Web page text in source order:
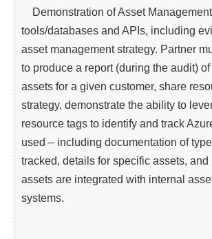
Demonstration of Asset
tools/databases and APIs, including
asset management strategy. Partner
to produce a report (during the audit)
assets for a given customer, share
strategy, demonstrate the ability to
resource tags to identify and track
used – including documentation of
tracked, details for specific assets, and
assets are integrated with internal
systems.